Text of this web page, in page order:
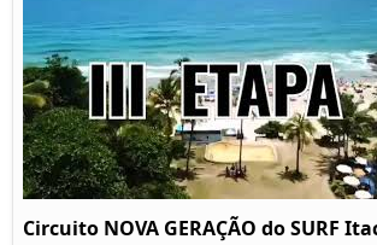
Circuito NOVA GERAÇÃO do SURF